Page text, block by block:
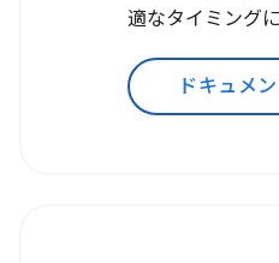
適なタイミング
ドキュメ